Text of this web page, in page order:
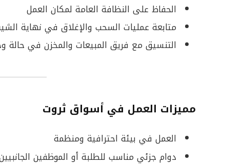
الحفاظ على النظافة العامة لمكان العمل
متابعة عمليات السحب والإغلاق في نهاية
التنسيق مع فريق المبيعات والمخزن في
مميزات العمل في أسواق ثروت
العمل في بيئة احترافية ومنظمة
دوام جزئي مناسب للطلبة أو الموظفين